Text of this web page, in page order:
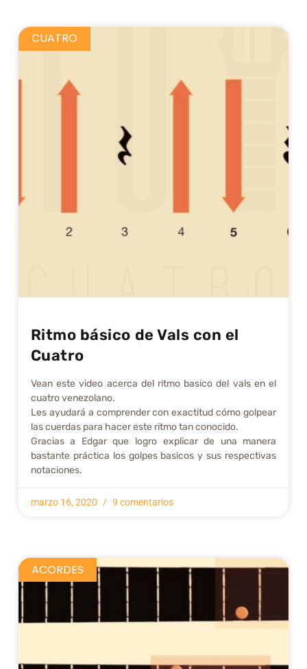
CUATRO
Ritmo básico de Vals con el
Cuatro
Vean este video acerca del ritmo basico del vals en el
cuatro venezolano.
Les ayudará a comprender con exactitud cómo golpear
las cuerdas para hacer este ritmo tan conocido.
Gracias a Edgar que logro explicar de una manera
bastante práctica los golpes basicos y sus respectivas
notaciones.
marzo 16, 2020 9 comentarios
ACORDES